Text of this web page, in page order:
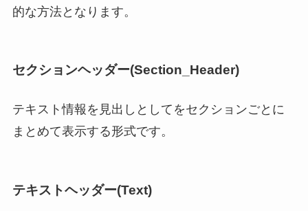
的な方法となります。
セクションヘッダー(Section_Header)
テキスト情報を見出しとしてをセクションごとに
まとめて表示する形式です。
テキストヘッダー(Text)